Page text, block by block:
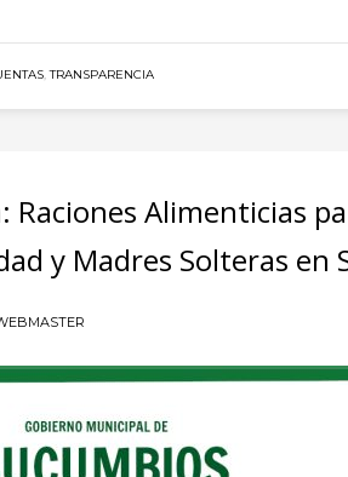
,TRANSPARENCIA
Raciones Alimenticias
y Madres Solteras